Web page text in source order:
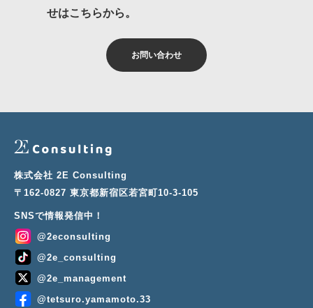
お問い合わせ
せはこちらから。
株式会社 2E Consulting
〒162-0827 東京都新宿区若宮町10-3-105